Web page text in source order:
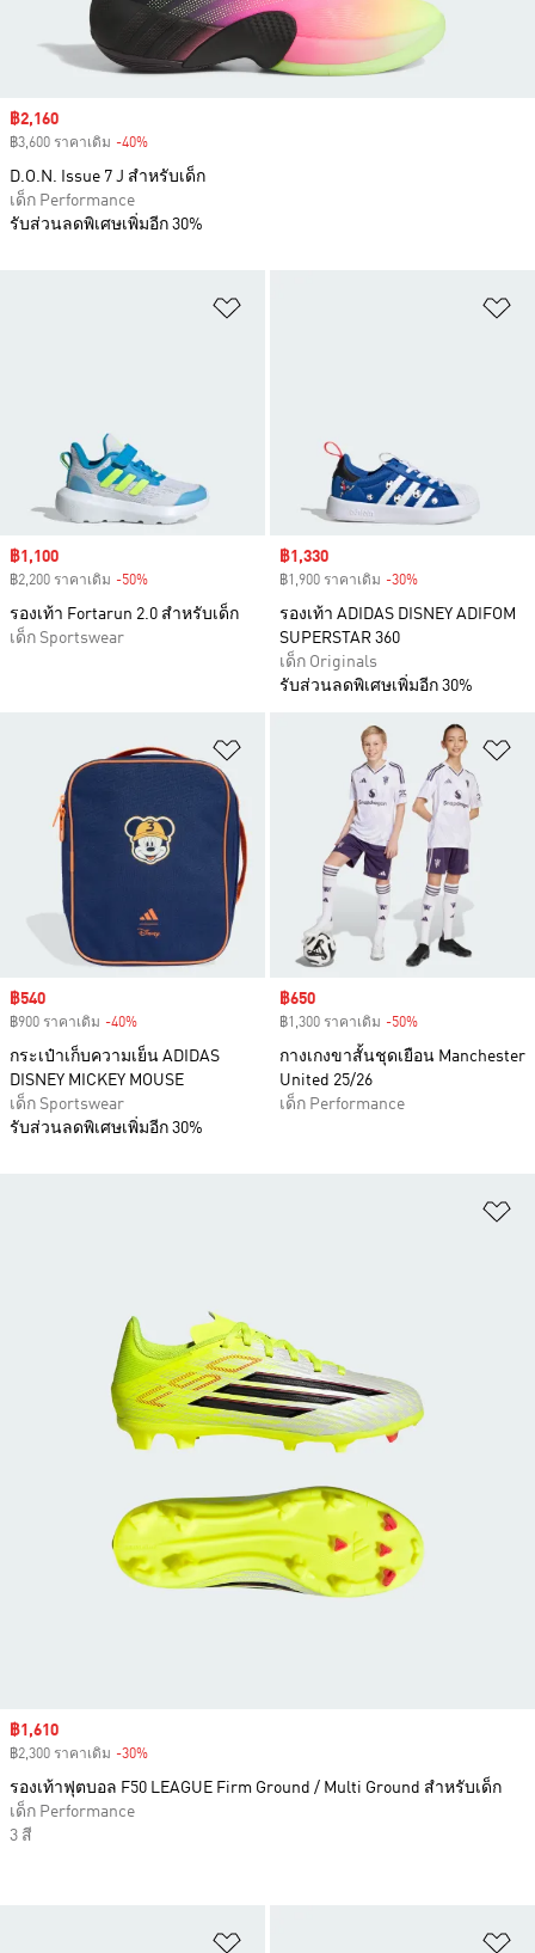
Sale price
฿1,100
฿2,200 ราคาเดิม -50%
รองเท้า Fortarun 2.0 สำหรับเด็ก
เด็ก Sportswear
Sale price
฿1,330
฿1,900 ราคาเดิม -30%
รองเท้า ADIDAS DISNEY ADIFOM
SUPERSTAR 360
เด็ก Originals
รับส่วนลดพิเศษเพิ่มอีก 30%
เพิ่มไปยังรายการสินค้าโปรด
Sale price
฿540
฿900 ราคาเดิม -40%
กระเป๋าเก็บความเย็น ADIDAS
DISNEY MICKEY MOUSE
เด็ก Sportswear
รับส่วนลดพิเศษเพิ่มอีก 30%
Sale price
฿650
฿1,300 ราคาเดิม -50%
กางเกงขาสั้นชุดเยือน Manchester
United 25/26
เด็ก Performance
Sale price
฿2,160
฿3,600 ราคาเดิม -40%
D.O.N. Issue 7 J สำหรับเด็ก
เด็ก Performance
รับส่วนลดพิเศษเพิ่มอีก 30%
Sale price
฿1,610
฿2,300 ราคาเดิม -30%
รองเท้าฟุตบอล F50 LEAGUE Firm Ground / Multi Ground สำหรับเด็ก
เด็ก Performance
3 สี